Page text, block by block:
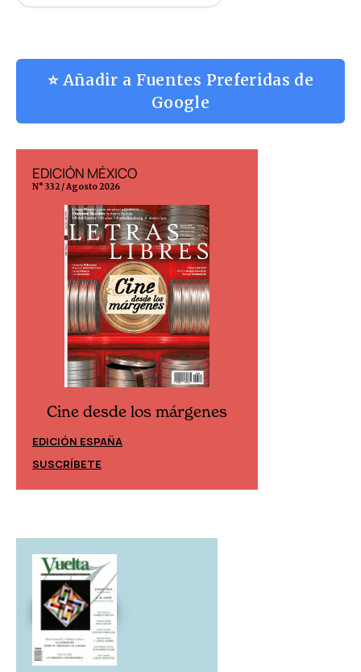
⭐ Añadir a Fuentes Preferidas de
Google
EDICIÓN MÉXICO
N° 332 / Agosto 2026
Cine desde los márgenes
EDICIÓN ESPAÑA
SUSCRÍBETE